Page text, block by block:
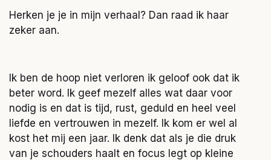
Herken je je in mijn verhaal? Dan raad ik haar
zeker aan.
Ik ben de hoop niet verloren ik geloof ook dat ik
beter word. Ik geef mezelf alles wat daar voor
nodig is en dat is tijd, rust, geduld en heel veel
liefde en vertrouwen in mezelf. Ik kom er wel al
kost het mij een jaar. Ik denk dat als je die druk
van je schouders haalt en focus legt op kleine